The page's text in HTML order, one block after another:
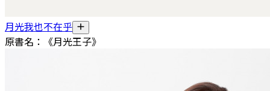
月光我也不在乎
原書名：《月光王子》